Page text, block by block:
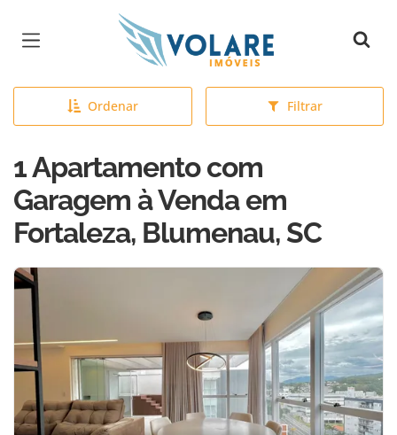
Página inicial
Ordenar Filtrar
1 Apartamento com
Garagem à Venda em
Fortaleza, Blumenau, SC